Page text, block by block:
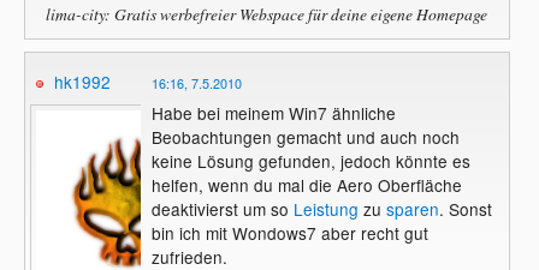
lima-city: Gratis werbefreier Webspace für deine eigene Homepage
hk1992 16:16, 7.5.2010
Habe bei meinem Win7 ähnliche
Beobachtungen gemacht und auch noch
keine Lösung gefunden, jedoch könnte es
helfen, wenn du mal die Aero Oberfläche
deaktivierst um so Leistung zu sparen. Sonst
bin ich mit Wondows7 aber recht gut
zufrieden.